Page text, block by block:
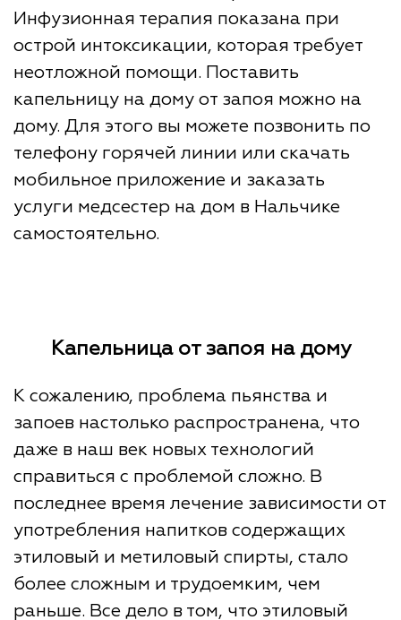
Инфузионная терапия показана при
острой интоксикации, которая требует
неотложной помощи. Поставить
капельницу на дому от запоя можно на
дому. Для этого вы можете позвонить по
телефону горячей линии или скачать
мобильное приложение и заказать
услуги медсестер на дом в Нальчике
самостоятельно.
Капельница от запоя на дому
К сожалению, проблема пьянства и
запоев настолько распространена, что
даже в наш век новых технологий
справиться с проблемой сложно. В
последнее время лечение зависимости от
употребления напитков содержащих
этиловый и метиловый спирты, стало
более сложным и трудоемким, чем
раньше. Все дело в том, что этиловый